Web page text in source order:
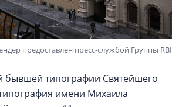
предоставлен пресс-службой Группы RBI
бывшей типографии Святейшего
имени Михаила